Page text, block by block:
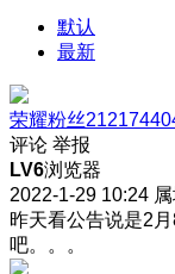
默认
最新
荣耀粉丝
评论 举报
LV6浏览器
2022-1-29 10:24
昨天看公告说是2
吧。。。